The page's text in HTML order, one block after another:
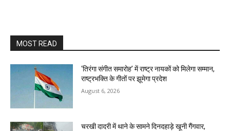
MOST READ
‘तिरंगा संगीत समारोह’ में राष्ट्र नायकों को मिलेगा सम्मान,
राष्ट्रभक्ति के गीतों पर झूमेगा प्रदेश
August 6, 2026
चरखी दादरी में थाने के सामने दिनदहाड़े खूनी गैंगवार,